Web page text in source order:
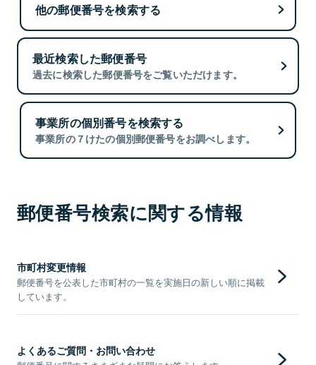
他の郵便番号を検索する
最近検索した郵便番号
過去に検索した郵便番号をご覧いただけます。
事業所の個別番号を検索する
事業所の７けたの個別郵便番号をお調べします。
郵便番号検索に関する情報
市町村変更情報
郵便番号を公表した市町村の一覧を実施日の新しい順に掲載
しています。
よくあるご質問・お問い合わせ